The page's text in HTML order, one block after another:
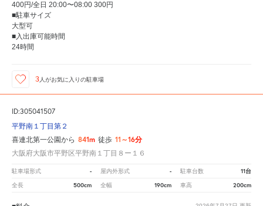
400円/全日 20:00〜08:00 300円
■駐車サイズ
大型可
■入出庫可能時間
24時間
3人がお気に入りの駐車場
ID:305041507
平野南１丁目第２
喜連北第一公園から 841m 徒歩 11～16分
大阪府大阪市平野区平野南１丁目８ー１６
駐車場形式 - 屋内外形式 - 駐車台数 11台
全長 500cm 全幅 190cm 車高 200cm